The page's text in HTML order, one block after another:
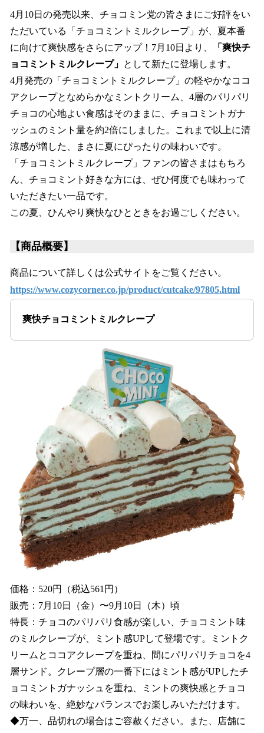
4月10日の発売以来、チョコミン党の皆さまにご好評をい
ただいている「チョコミントミルクレープ」が、夏本番
に向けて爽快感をさらにアップ！7月10日より、
「爽快チ
ョコミントミルクレープ」 として新たに登場します。
4月発売の「チョコミントミルクレープ」の軽やかなココ
アクレープとなめらかなミントクリーム、4層のパリパリ
チョコの心地よい食感はそのままに、チョコミントガナ
ッシュのミント量を約2倍にしました。これまで以上に清
涼感が増した、まさに夏にぴったりの味わいです。
「チョコミントミルクレープ」ファンの皆さまはもちろ
ん、チョコミント好きな方には、ぜひ何度でも味わって
いただきたい一品です。
この夏、ひんやり爽快なひとときをお過ごしください。
【商品概要】
商品について詳しくは公式サイトをご覧ください。
https://www.cozycorner.co.jp/product/cutcake/97805.html
爽快チョコミントミルクレープ
価格：520円（税込561円）
販売：7月10日（金）〜9月10日（木）頃
特長：チョコのパリパリ食感が楽しい、チョコミント味
のミルクレープが、ミント感UPして登場です。ミントク
リームとココアクレープを重ね、間にパリパリチョコを4
層サンド。クレープ層の一番下にはミント感がUPしたチ
ョコミントガナッシュを重ね、ミントの爽快感とチョコ
の味わいを、絶妙なバランスでお楽しみいただけます。
◆万一、品切れの場合はご容赦ください。また、店舗に